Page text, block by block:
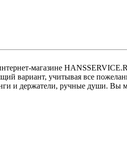
магазине
вариант, учитывая все
и держатели, ручные души. Вы